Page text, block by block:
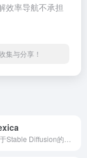
效率导航不承担
集与分享！